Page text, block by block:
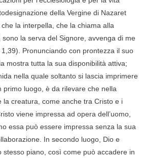
della Vergine di Nazaret
la interpella, che la chiama alla
la serva del Signore, avvenga di me
Pronunciando con prontezza il suo
mostra tutta la sua disponibilità attiva;
nella quale soltanto si lascia imprimere
primo luogo, è da rilevare che nella
la creatura, come anche tra Cristo e i
viene impressa ad opera dell’uomo,
essa può essere impressa senza la sua
In secondo luogo, Dio e
stesso piano, così come può accadere in